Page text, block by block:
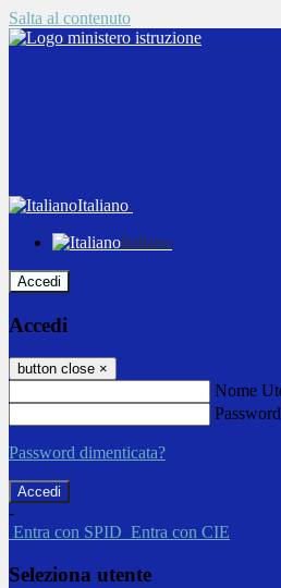
Salta al contenuto
Italiano
Italiano
Accedi
Accedi
button close ×
Nome
Password
Password dimenticata?
-
Entra con SPID Entra con CIE
Seleziona utente